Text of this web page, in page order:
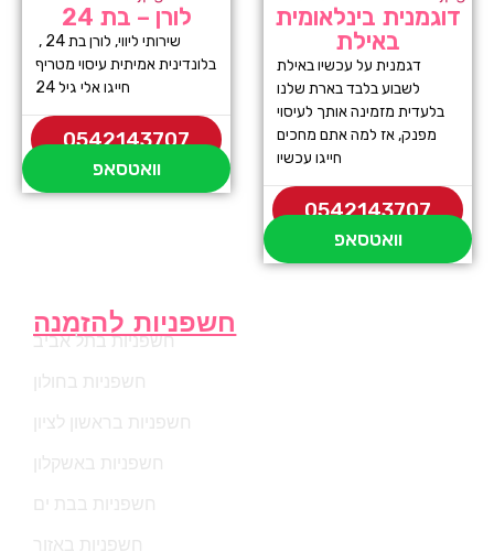
לורן – בת 24
בלונדינית אמיתית עיסוי מטריף
חייגו אלי גיל 24
0542143707
וואטסאפ
דוגמנית בינלאומית
באילת
דגמנית על עכשיו באילת
לשבוע בלבד בארת שלנו
בלעדית מזמינה אותך לעיסוי
מפנק, אז למה אתם מחכים
חייגו עכשיו
0542143707
וואטסאפ
חשפניות להזמנה
חשפניות בתל אביב
חשפניות בחולון
חשפניות בראשון לציון
חשפניות באשקלון
חשפניות בבת ים
חשפניות באזור